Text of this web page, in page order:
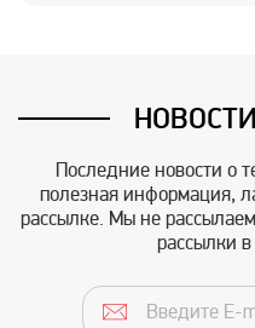
НОВОСТИ
Последние новости о
полезная информация,
рассылке. Мы не
рассылки